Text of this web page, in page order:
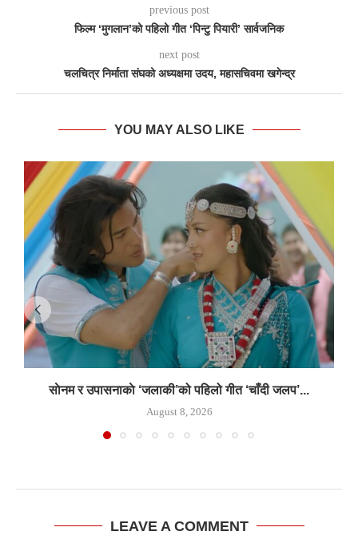
previous post
फिल्म ‘मुगलान’को पहिलो गीत ‘पिन्टु पियारी’ सार्वजनिक
next post
चलचित्र निर्माता संघको अध्यक्षमा उदय, महासचिवमा खगेन्द्र
YOU MAY ALSO LIKE
साेनम र उपासनाकाे ‘जलाकी’को पहिलो गीत ‘चाँदी जलप’...
August 8, 2026
LEAVE A COMMENT